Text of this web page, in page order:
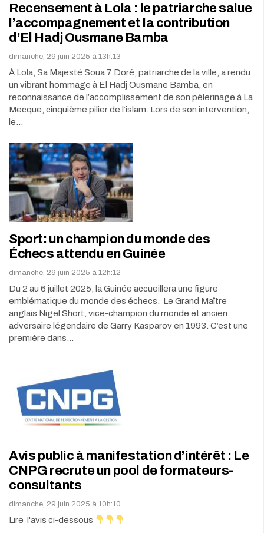
Recensement à Lola : le patriarche salue
l’accompagnement et la contribution
d’El Hadj Ousmane Bamba
dimanche, 29 juin 2025 à 13h:13
À Lola, Sa Majesté Soua 7 Doré, patriarche de la ville, a rendu
un vibrant hommage à El Hadj Ousmane Bamba, en
reconnaissance de l’accomplissement de son pèlerinage à La
Mecque, cinquième pilier de l’islam. Lors de son intervention,
le…
Sport: un champion du monde des
Échecs attendu en Guinée
dimanche, 29 juin 2025 à 12h:12
Du 2 au 6 juillet 2025, la Guinée accueillera une figure
emblématique du monde des échecs. Le Grand Maître
anglais Nigel Short, vice-champion du monde et ancien
adversaire légendaire de Garry Kasparov en 1993. C’est une
première dans…
Avis public à manifestation d’intérêt : Le
CNPG recrute un pool de formateurs-
consultants
dimanche, 29 juin 2025 à 10h:10
Lire l'avis ci-dessous